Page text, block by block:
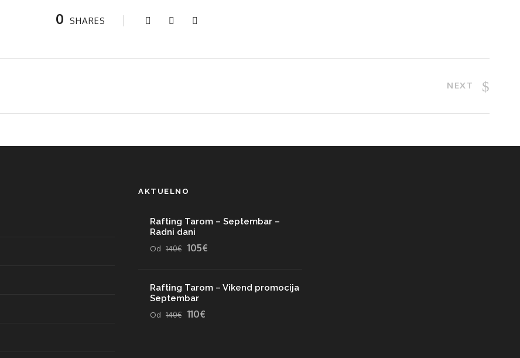
0 SHARES
NEXT
AKTUELNO
Rafting Tarom – Septembar –
Radni dani
Od 140€ 105€
Rafting Tarom – Vikend promocija
Septembar
Od 140€ 110€